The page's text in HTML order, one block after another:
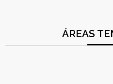
ÁREAS